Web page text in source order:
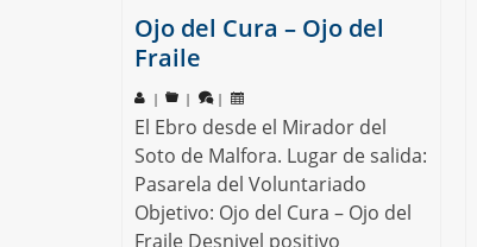
Ojo del Cura – Ojo del
Fraile
| | |
El Ebro desde el Mirador del
Soto de Malfora. Lugar de salida:
Pasarela del Voluntariado
Objetivo: Ojo del Cura – Ojo del
Fraile Desnivel positivo